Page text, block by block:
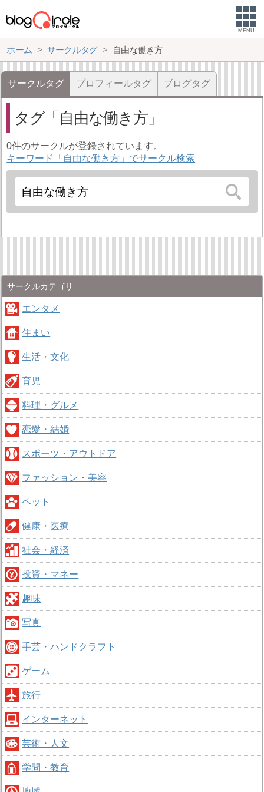
MENU
ホーム サークルタグ 自由な働き方
サークルタグ プロフィールタグ ブログタグ
タグ 自由な働き方
0件のサークルが登録されています。
キーワード「自由な働き方」でサークル検索
サークルカテゴリ
エンタメ
住まい
生活・文化
育児
料理・グルメ
恋愛・結婚
スポーツ・アウトドア
ファッション・美容
ペット
健康・医療
社会・経済
投資・マネー
趣味
写真
手芸・ハンドクラフト
ゲーム
旅行
インターネット
芸術・人文
学問・教育